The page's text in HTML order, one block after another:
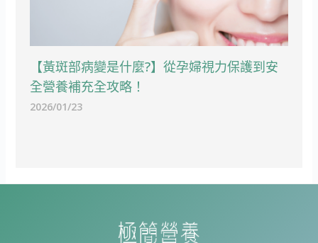
【黃斑部病變是什麼?】從孕婦視力保護到安
全營養補充全攻略！
2026/01/23